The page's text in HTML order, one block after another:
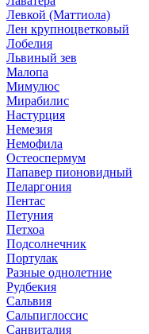
Левкой (Маттиола)
Лен крупноцветковый
Лобелия
Львиный зев
Малопа
Мимулюс
Мирабилис
Настурция
Немезия
Немофила
Остеоспермум
Папавер пионовидный
Пеларгония
Пентас
Петуния
Петхоа
Подсолнечник
Портулак
Разные однолетние
Рудбекия
Сальвия
Сальпиглоссис
Санвиталия